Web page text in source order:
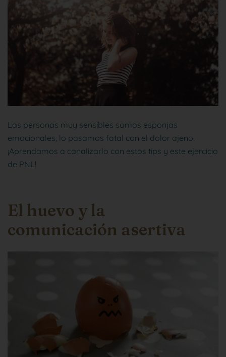
Las personas muy sensibles somos esponjas
emocionales, lo pasamos fatal con el dolor ajeno.
¡Aprendamos a canalizarlo con estos tips y este ejercicio
de PNL!
El huevo y la
comunicación asertiva